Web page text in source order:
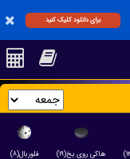
برای دانلود کلیک کنید
هاکی روی یخ(۱۹) فلوربال(۸)